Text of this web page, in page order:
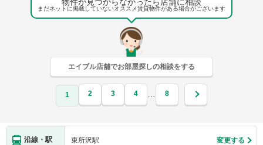
まだネットに掲載していないオススメ賃貸物件がある場合がございます
エイブル店舗でお部屋探しの相談をする
1 2 3 4 … 8
沿線・駅 東所沢駅 変更する